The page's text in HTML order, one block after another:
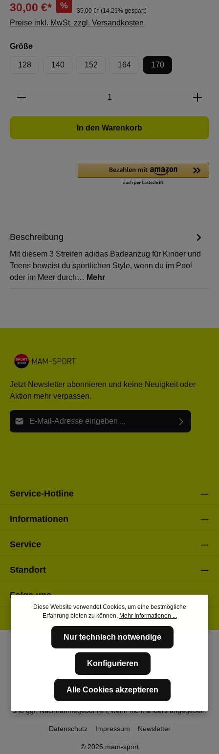
30,00 €* %
35,00 €* (14.29% gespart)
Preise inkl. MwSt. zzgl. Versandkosten
Größeauswählen
128 140 152 164 170
Produkt Anzahl: Gib den gewünschten
In den Warenkorb
Beschreibung
Mit diesem 3 Streifen adidas Badeanzug für Kinder und
Teens beweist du sportlichen Style, wenn du im Pool
oder im Meer durch… Mehr
Jetzt Newsletter abonnieren und keine Neuigkeit oder
Aktion mehr verpassen.
E-Mail-Adresse*
Service-Hotline
Informationen
Service
Standort
Folge uns
* Alle Preise inkl. gesetzl. Mehrwertsteuer zzgl.Versandkosten
und ggf. Nachnahmegebühren, wenn nicht anders angegeben.
© 2026 mam-sport
Datenschutz Impressum Newsletter
Diese Website verwendet Cookies, um eine bestmögliche
Erfahrung bieten zu können. Mehr Informationen ...
Nur technisch notwendige
Konfigurieren
Alle Cookies akzeptieren